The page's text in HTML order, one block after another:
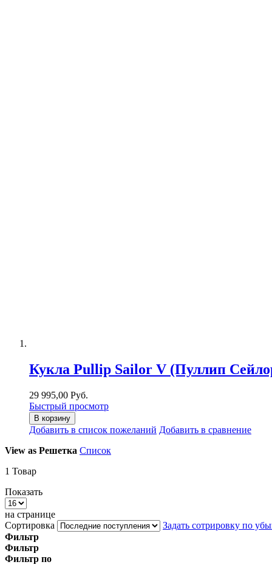
Кукла Pullip Sailor V (Пуллип
29 995,00 Руб.
Быстрый просмотр
В корзину
Добавить в список пожеланий Добавить в сравнение
View as Решетка Список
1 Товар
Показать
на странице
Сортировка
Задать сотрировку по
Фильтр
Фильтр
Фильтр по